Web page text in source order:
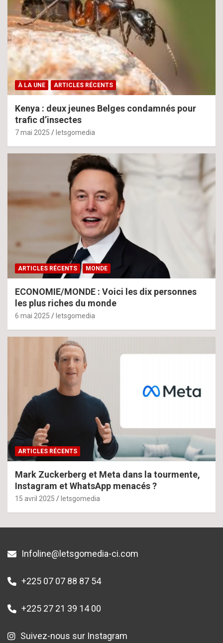
À LA UNE ARTICLES RÉCENTS
Kenya : deux jeunes Belges condamnés pour
trafic d’insectes
7 mai 2025 letsgomedia
ARTICLES RÉCENTS MONDE
ECONOMIE/MONDE : Voici les dix personnes
les plus riches du monde
6 mai 2025 letsgomedia
ARTICLES RÉCENTS
Mark Zuckerberg et Meta dans la tourmente,
Instagram et WhatsApp menacés ?
15 avril 2025 letsgomedia
Infoline@letsgomedia-ci.com
+225 07 07 88 87 54
+225 27 21 39 14 00
Suivez-nous sur Instagram